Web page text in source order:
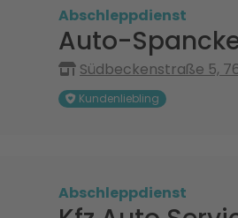
Abschleppdienst
Auto-
Südbeckenstraße 5,
Kundenliebling
Abschleppdienst